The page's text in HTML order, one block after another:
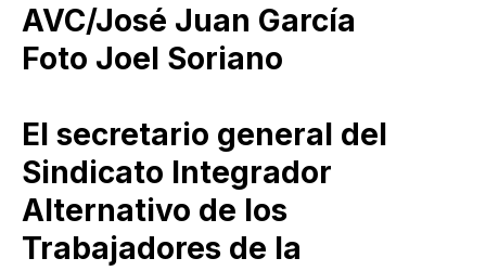
AVC/José Juan García
Foto Joel Soriano
El secretario general del
Sindicato Integrador
Alternativo de los
Trabajadores de la